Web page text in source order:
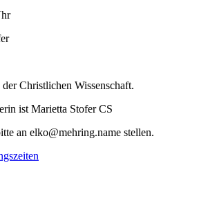
Christlichen Wissenschaft.
ist Marietta Stofer CS
an elko@mehring.name stellen.